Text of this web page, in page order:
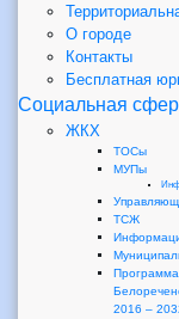
О городе
Контакты
Бесплатная
Социальная
ЖКХ
ТОСы
МУПы
ТСЖ
Программа
2016 –